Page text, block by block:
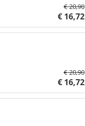
€20,90
€ 16,72
€20,90
€ 16,72